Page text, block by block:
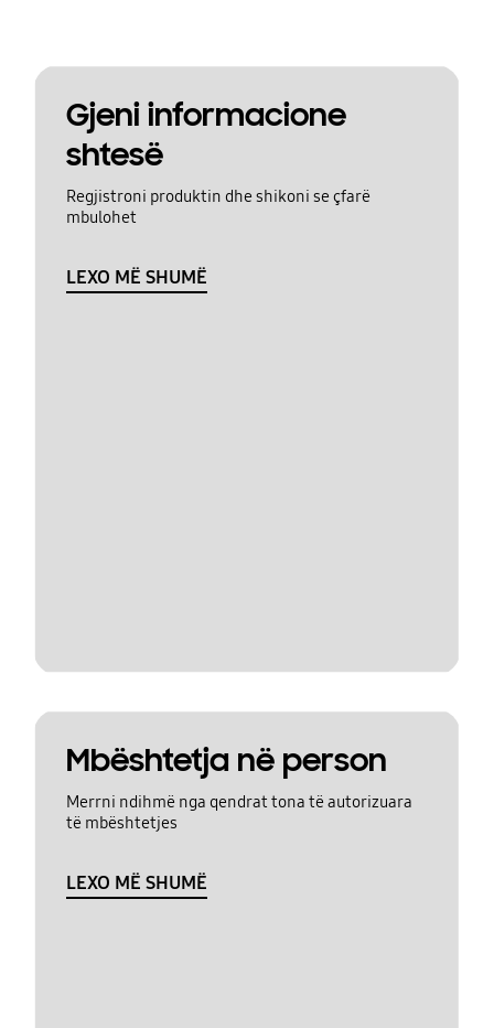
Gjeni informacione
shtesë
Regjistroni produktin dhe shikoni se çfarë
mbulohet
LEXO MË SHUMË
Mbështetja në person
Merrni ndihmë nga qendrat tona të autorizuara
të mbështetjes
LEXO MË SHUMË